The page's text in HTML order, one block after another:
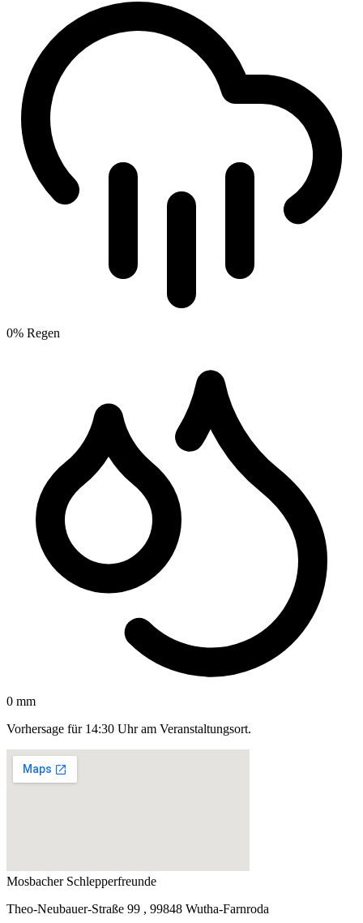
0% Regen
0 mm
Vorhersage für 14:30 Uhr am Veranstaltungsort.
Mosbacher Schlepperfreunde
Theo-Neubauer-Straße 99 , 99848 Wutha-Farnroda